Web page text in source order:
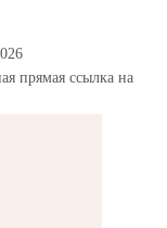
прямая ссылка на